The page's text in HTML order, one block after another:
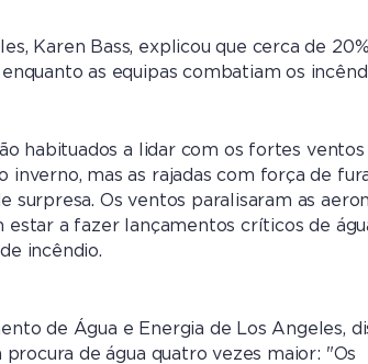
Karen Bass, explicou que cerca de
as equipas combatiam os
habituados a lidar com os fortes ventos
inverno, mas as rajadas com força de
surpresa. Os ventos paralisaram as
a fazer lançamentos críticos de
incêndio.
de Água e Energia de Los Angeles,
de água quatro vezes maior: "Os